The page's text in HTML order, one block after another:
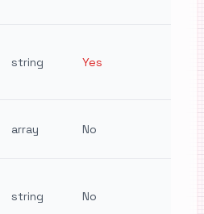
string Yes
array No
string No